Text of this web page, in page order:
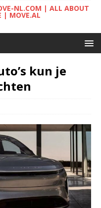
NL.COM | ALL ABOUT
| MOVE.AL
kun je